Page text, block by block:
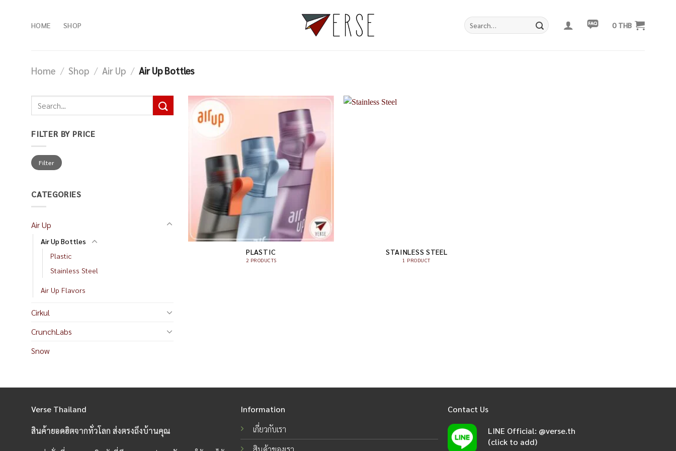
HOME SHOP
Search
for:
0THB
Home / Shop / Air Up / Air Up Bottles
FILTER BY PRICE
Min
price
Max
priceFilter
CATEGORIES
Air Up
Air Up Bottles
Plastic
Stainless Steel
Air Up Flavors
Cirkul
CrunchLabs
Snow
PLASTIC
2 PRODUCTS
STAINLESS STEEL
1 PRODUCT
Verse Thailand
สินค้ายอดฮิตจากทั่วโลก ส่งตรงถึงบ้านคุณ
Information
เกี่ยวกับเรา
Contact Us
LINE Official: @verse.th
(click to add)